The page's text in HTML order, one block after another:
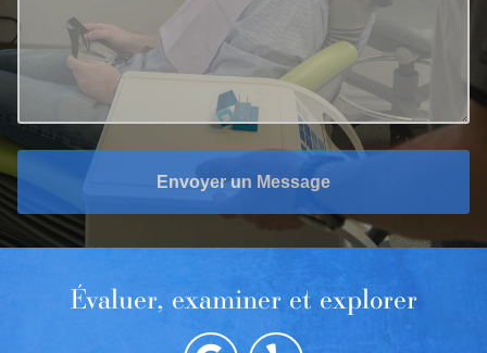
Envoyer un Message
Évaluer, examiner et explorer